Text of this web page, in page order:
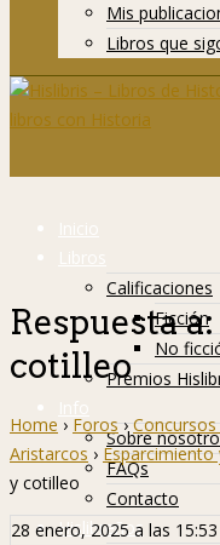
Mis
Libros que
Inicio
Libros
Calificaciones
Ficción
No
Premios
Info
Sobre
FAQs
Contacto
Hislibreños
Respuesta
cotilleo
Home › Foros ›
Aristarcos › Esparcimiento
y cotilleo
28 enero, 2025 a las 15:53